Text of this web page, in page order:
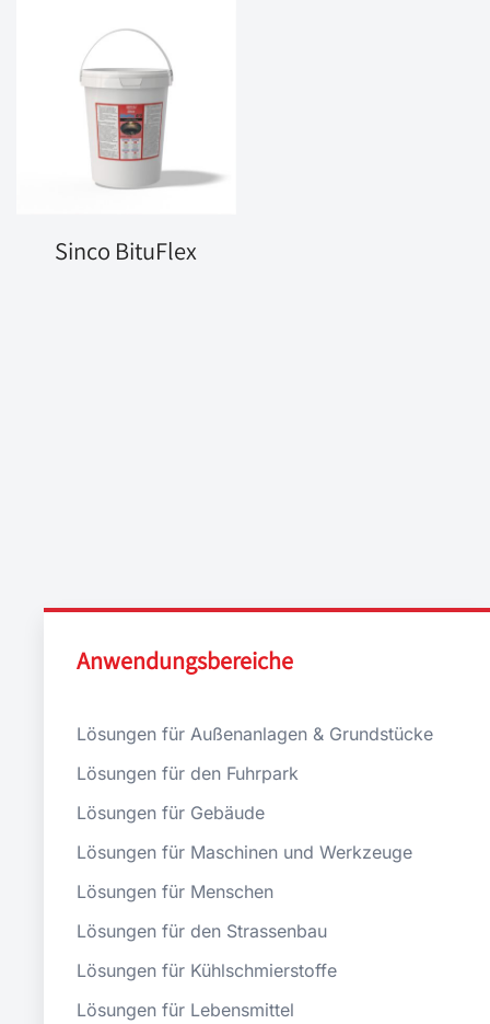
Sinco BituFlex
Anwendungsbereiche
Lösungen für Außenanlagen & Grundstücke
Lösungen für den Fuhrpark
Lösungen für Gebäude
Lösungen für Maschinen und Werkzeuge
Lösungen für Menschen
Lösungen für den Strassenbau
Lösungen für Kühlschmierstoffe
Lösungen für Lebensmittel